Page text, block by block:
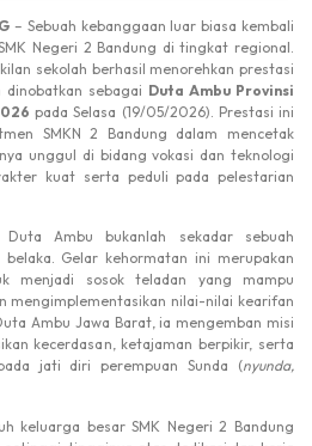
– Sebuah kebanggaan luar biasa kembali
Negeri 2 Bandung di tingkat regional.
sekolah berhasil menorehkan prestasi
sebagai Duta Ambu Provinsi
pada Selasa (19/05/2026). Prestasi ini
SMKN 2 Bandung dalam mencetak
unggul di bidang vokasi dan teknologi
kuat serta peduli pada pelestarian
Ambu bukanlah sekadar sebuah
Gelar kehormatan ini merupakan
menjadi sosok teladan yang mampu
mengimplementasikan nilai-nilai kearifan
Ambu Jawa Barat, ia mengemban misi
kecerdasan, ketajaman berpikir, serta
jati diri perempuan Sunda (nyunda,
keluarga besar SMK Negeri 2 Bandung